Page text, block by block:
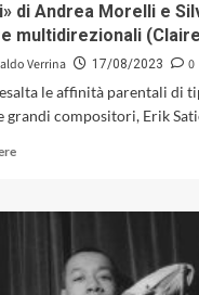
di Andrea Morelli e
multidirezionali
Verrina 17/08/2023
0
le affinità parentali di
grandi compositori, Erik
Leggi
su